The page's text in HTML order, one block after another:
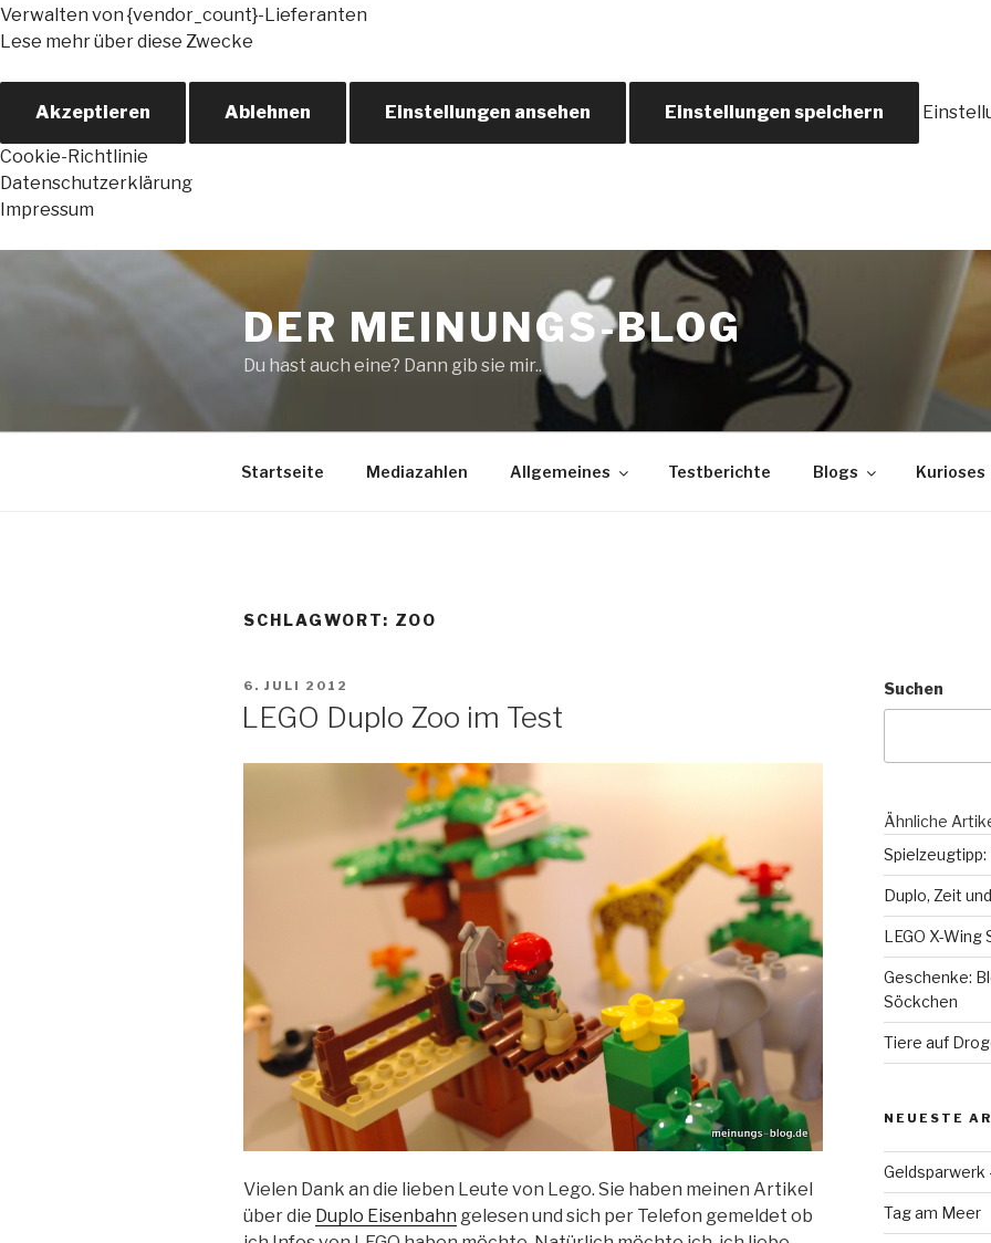
Verwalten von {vendor_count}-Lieferanten
Lese mehr über diese Zwecke
Akzeptieren Ablehnen Einstellungen ansehen Einstellungen speichern
Cookie-Richtlinie
Datenschutzerklärung
Impressum
springen
DER MEINUNGS-BLOG
Du hast auch eine? Dann gib sie mir..
Startseite Mediazahlen Allgemeines Testberichte Blogs Kurioses
SCHLAGWORT: ZOO
VERÖFFENTLICHT
6. JULI 2012
LEGO Duplo Zoo im Test
Vielen Dank an die lieben Leute von Lego. Sie haben meinen Artikel
über die Duplo Eisenbahn gelesen und sich per Telefon gemeldet ob
Suchen
Ähnliche
Spielzeugtipp:
Duplo, Zeit
LEGO X-
Geschenke:
Söckchen
Tiere auf
NEUESTE
Geldsparwerk
Tag am Meer